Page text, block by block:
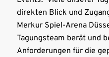
direkten Blick und
Merkur Spiel-Arena
Tagungsteam berät und
Anforderungen für die